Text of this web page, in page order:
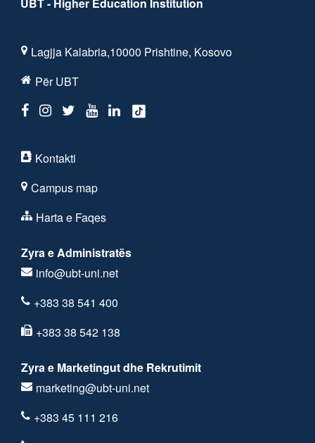
Lagjja Kalabria,10000 Prishtine, Kosovo
Për UBT
Kontakti
Campus map
Harta e Faqes
Zyra e Administratës
info@ubt-uni.net
+383 38 541 400
+383 38 542 138
Zyra e Marketingut dhe Rekrutimit
marketing@ubt-uni.net
+383 45 111 216